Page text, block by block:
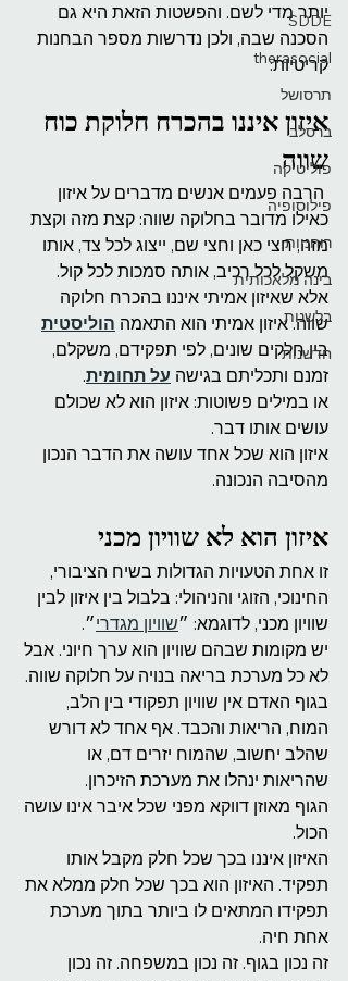
SDDE
therasocial
תרסושל
ברסלב
פוליטיקה
פילוסופיה
רוחניות
בינה מלאכותית
בלשנות
חדשנות
יותר מדי לשם. והפשטות הזאת היא גם
הסכנה שבה, ולכן נדרשות מספר הבחנות
קריטיות:
איזון איננו בהכרח חלוקת כוח
שווה
הרבה פעמים אנשים מדברים על איזון
כאילו מדובר בחלוקה שווה: קצת מזה וקצת
מזה, חצי כאן וחצי שם, ייצוג לכל צד, אותו
משקל לכל רכיב, אותה סמכות לכל קול.
אלא שאיזון אמיתי איננו בהכרח חלוקה
שווה. איזון אמיתי הוא התאמה הוליסטית
בין חלקים שונים, לפי תפקידם, משקלם,
זמנם ותכליתם בגישה על תחומית.
או במילים פשוטות: איזון הוא לא שכולם
עושים אותו דבר.
איזון הוא שכל אחד עושה את הדבר הנכון
מהסיבה הנכונה.
איזון הוא לא שוויון מכני
זו אחת הטעויות הגדולות בשיח הציבורי,
החינוכי, הזוגי והניהולי: בלבול בין איזון לבין
שוויון מכני, לדוגמא: ״שוויון מגדרי״.
יש מקומות שבהם שוויון הוא ערך חיוני. אבל
לא כל מערכת בריאה בנויה על חלוקה שווה.
בגוף האדם אין שוויון תפקודי בין הלב,
המוח, הריאות והכבד. אף אחד לא דורש
שהלב יחשוב, שהמוח יזרים דם, או
שהריאות ינהלו את מערכת הזיכרון.
הגוף מאוזן דווקא מפני שכל איבר אינו עושה
הכול.
האיזון איננו בכך שכל חלק מקבל אותו
תפקיד. האיזון הוא בכך שכל חלק ממלא את
תפקידו המתאים לו ביותר בתוך מערכת
אחת חיה.
זה נכון בגוף. זה נכון במשפחה. זה נכון